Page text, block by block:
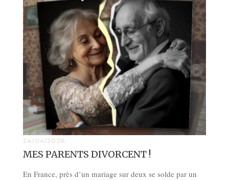
24/04/2026
MES PARENTS DIVORCENT !
En France, près d’un mariage sur deux se solde par un